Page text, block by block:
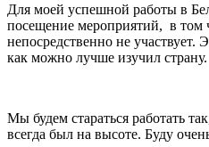
Для моей успешной работы в
посещение мероприятий, в том
непосредственно не участвует.
как можно лучше изучил страну.
Мы будем стараться работать
всегда был на высоте. Буду